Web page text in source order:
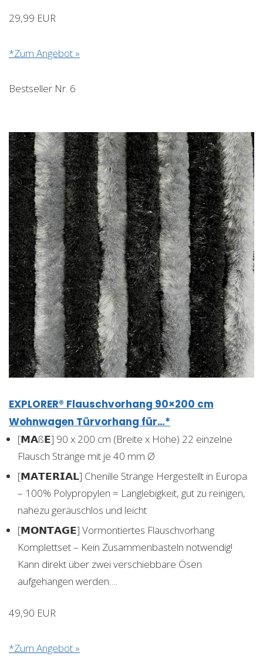
29,99 EUR
*Zum Angebot »
Bestseller Nr. 6
EXPLORER® Flauschvorhang 90×200 cm
Wohnwagen Türvorhang für…*
[𝗠𝗔ß𝗘] 90 x 200 cm (Breite x Höhe) 22 einzelne
Flausch Stränge mit je 40 mm Ø
[𝗠𝗔𝗧𝗘𝗥𝗜𝗔𝗟] Chenille Stränge Hergestellt in Europa
– 100% Polypropylen = Langlebigkeit, gut zu reinigen,
nahezu geräuschlos und leicht
[𝗠𝗢𝗡𝗧𝗔𝗚𝗘] Vormontiertes Flauschvorhang
Komplettset – Kein Zusammenbasteln notwendig!
Kann direkt über zwei verschiebbare Ösen
aufgehangen werden….
49,90 EUR
*Zum Angebot »